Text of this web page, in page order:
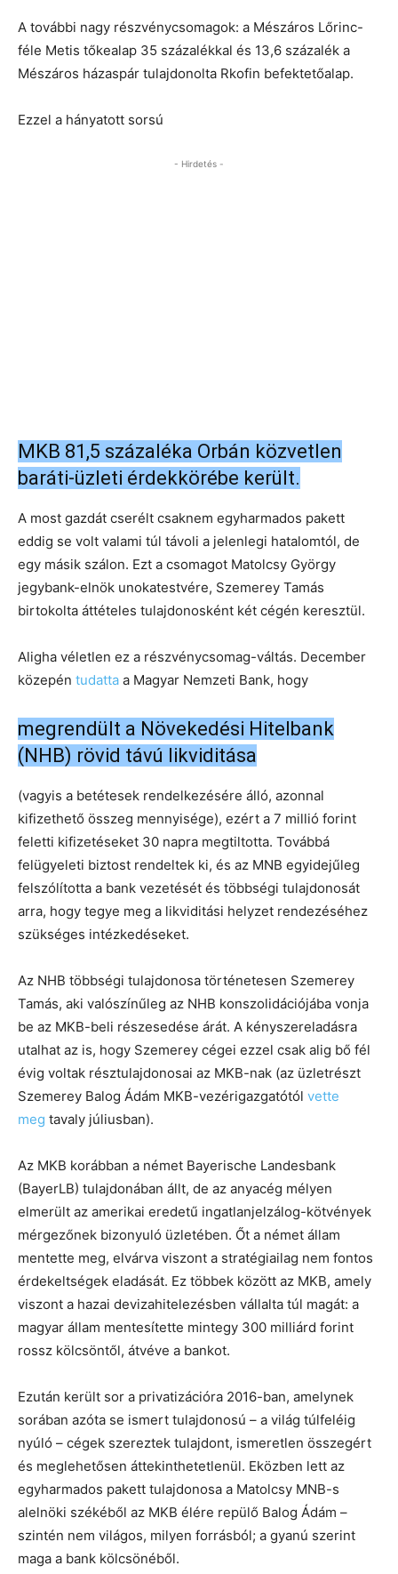
A további nagy részvénycsomagok: a Mészáros Lőrinc-
féle Metis tőkealap 35 százalékkal és 13,6 százalék a
Mészáros házaspár tulajdonolta Rkofin befektetőalap.
Ezzel a hányatott sorsú
- Hirdetés -
MKB 81,5 százaléka Orbán közvetlen
baráti-üzleti érdekkörébe került.
A most gazdát cserélt csaknem egyharmados pakett
eddig se volt valami túl távoli a jelenlegi hatalomtól, de
egy másik szálon. Ezt a csomagot Matolcsy György
jegybank-elnök unokatestvére, Szemerey Tamás
birtokolta áttételes tulajdonosként két cégén keresztül.
Aligha véletlen ez a részvénycsomag-váltás. December
közepén tudatta a Magyar Nemzeti Bank, hogy
megrendült a Növekedési Hitelbank
(NHB) rövid távú likviditása
(vagyis a betétesek rendelkezésére álló, azonnal
kifizethető összeg mennyisége), ezért a 7 millió forint
feletti kifizetéseket 30 napra megtiltotta. Továbbá
felügyeleti biztost rendeltek ki, és az MNB egyidejűleg
felszólította a bank vezetését és többségi tulajdonosát
arra, hogy tegye meg a likviditási helyzet rendezéséhez
szükséges intézkedéseket.
Az NHB többségi tulajdonosa történetesen Szemerey
Tamás, aki valószínűleg az NHB konszolidációjába vonja
be az MKB-beli részesedése árát. A kényszereladásra
utalhat az is, hogy Szemerey cégei ezzel csak alig bő fél
évig voltak résztulajdonosai az MKB-nak (az üzletrészt
Szemerey Balog Ádám MKB-vezérigazgatótól vette
meg tavaly júliusban).
Az MKB korábban a német Bayerische Landesbank
(BayerLB) tulajdonában állt, de az anyacég mélyen
elmerült az amerikai eredetű ingatlanjelzálog-kötvények
mérgezőnek bizonyuló üzletében. Őt a német állam
mentette meg, elvárva viszont a stratégiailag nem fontos
érdekeltségek eladását. Ez többek között az MKB, amely
viszont a hazai devizahitelezésben vállalta túl magát: a
magyar állam mentesítette mintegy 300 milliárd forint
rossz kölcsöntől, átvéve a bankot.
Ezután került sor a privatizációra 2016-ban, amelynek
sorában azóta se ismert tulajdonosú – a világ túlfeléig
nyúló – cégek szereztek tulajdont, ismeretlen összegért
és meglehetősen áttekinthetetlenül. Eközben lett az
egyharmados pakett tulajdonosa a Matolcsy MNB-s
alelnöki székéből az MKB élére repülő Balog Ádám –
szintén nem világos, milyen forrásból; a gyanú szerint
maga a bank kölcsönéből.